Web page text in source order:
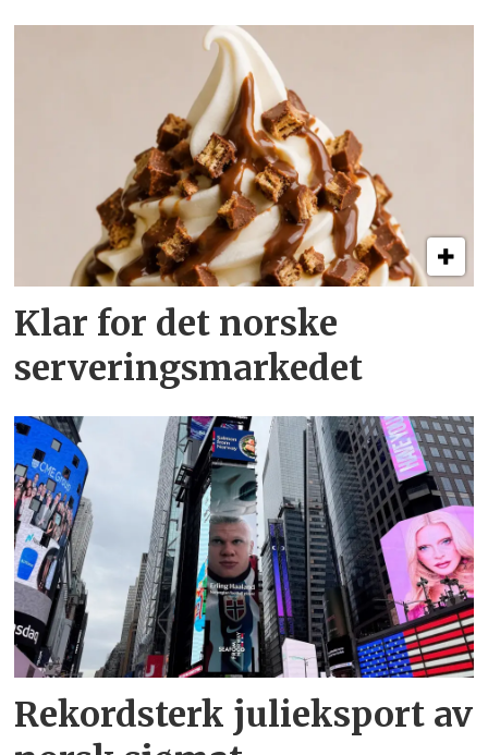
Klar for det norske
serveringsmarkedet
Rekordsterk julieksport av